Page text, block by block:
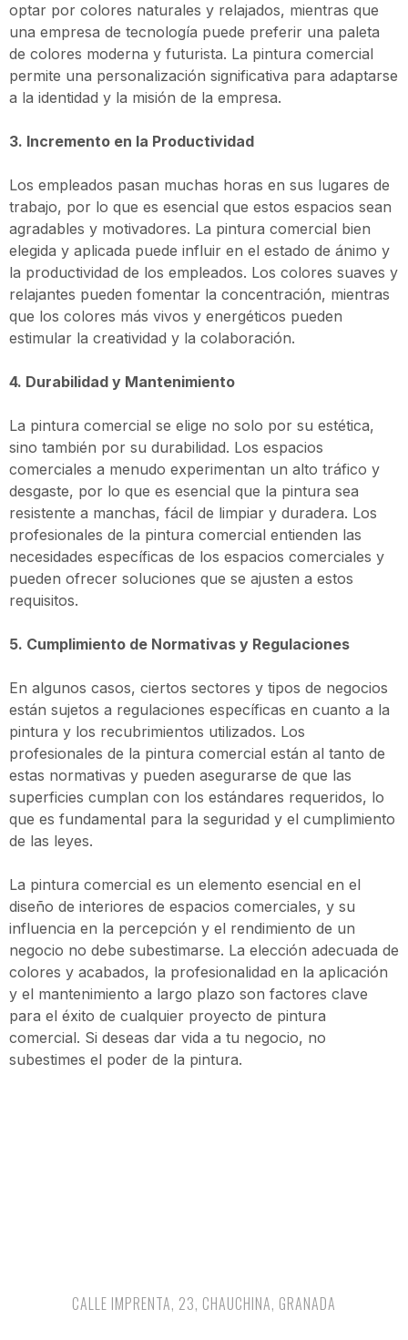
optar por colores naturales y relajados, mientras que
una empresa de tecnología puede preferir una paleta
de colores moderna y futurista. La pintura comercial
permite una personalización significativa para adaptarse
a la identidad y la misión de la empresa.
3. Incremento en la Productividad
Los empleados pasan muchas horas en sus lugares de
trabajo, por lo que es esencial que estos espacios sean
agradables y motivadores. La pintura comercial bien
elegida y aplicada puede influir en el estado de ánimo y
la productividad de los empleados. Los colores suaves y
relajantes pueden fomentar la concentración, mientras
que los colores más vivos y energéticos pueden
estimular la creatividad y la colaboración.
4. Durabilidad y Mantenimiento
La pintura comercial se elige no solo por su estética,
sino también por su durabilidad. Los espacios
comerciales a menudo experimentan un alto tráfico y
desgaste, por lo que es esencial que la pintura sea
resistente a manchas, fácil de limpiar y duradera. Los
profesionales de la pintura comercial entienden las
necesidades específicas de los espacios comerciales y
pueden ofrecer soluciones que se ajusten a estos
requisitos.
5. Cumplimiento de Normativas y Regulaciones
En algunos casos, ciertos sectores y tipos de negocios
están sujetos a regulaciones específicas en cuanto a la
pintura y los recubrimientos utilizados. Los
profesionales de la pintura comercial están al tanto de
estas normativas y pueden asegurarse de que las
superficies cumplan con los estándares requeridos, lo
que es fundamental para la seguridad y el cumplimiento
de las leyes.
La pintura comercial es un elemento esencial en el
diseño de interiores de espacios comerciales, y su
influencia en la percepción y el rendimiento de un
negocio no debe subestimarse. La elección adecuada de
colores y acabados, la profesionalidad en la aplicación
y el mantenimiento a largo plazo son factores clave
para el éxito de cualquier proyecto de pintura
comercial. Si deseas dar vida a tu negocio, no
subestimes el poder de la pintura.
CALLE IMPRENTA, 23, CHAUCHINA, GRANADA